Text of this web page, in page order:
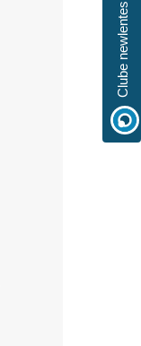
Clube newlentes